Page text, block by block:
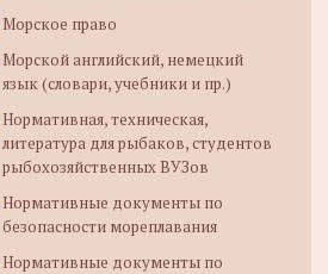
Морское право
Морской английский, немецкий
язык (словари, учебники и пр.)
Нормативная, техническая,
литература для рыбаков, студентов
рыбохозяйственных ВУЗов
Нормативные документы по
безопасности мореплавания
Нормативные документы по